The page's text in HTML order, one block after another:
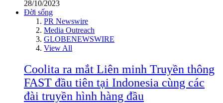
28/10/2023
Đời sống
PR Newswire
Media Outreach
GLOBENEWSWIRE
View All
Coolita ra mắt Liên minh Truyền thông
FAST đầu tiên tại Indonesia cùng các
đài truyền hình hàng đầu